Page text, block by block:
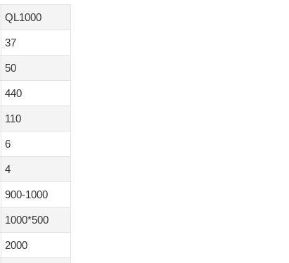
QL1000
37
50
440
110
6
4
900-1000
1000*500
2000